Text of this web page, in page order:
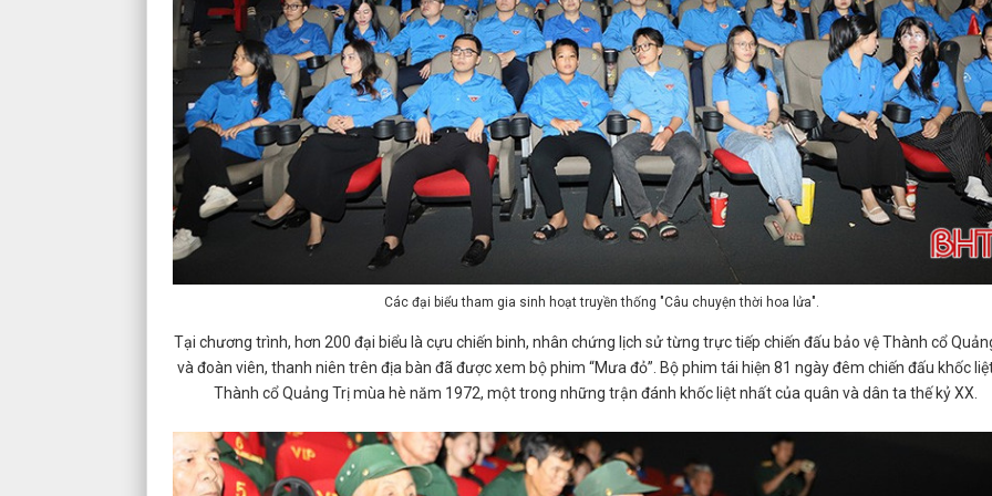
Các đại biểu tham gia sinh hoạt truyền thống "Câu chuyện thời hoa lửa".
Tại chương trình, hơn 200 đại biểu là cựu chiến binh, nhân chứng lịch sử từng trực tiếp chiến đấu bảo vệ Thành cổ
và đoàn viên, thanh niên trên địa bàn đã được xem bộ phim “Mưa đỏ”. Bộ phim tái hiện 81 ngày đêm chiến đấu khốc
Thành cổ Quảng Trị mùa hè năm 1972, một trong những trận đánh khốc liệt nhất của quân và dân ta thế kỷ XX.